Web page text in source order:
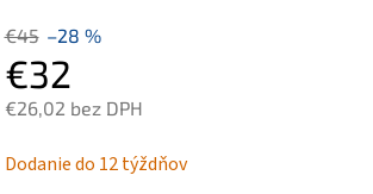
€45 –28 %
€32
€26,02 bez DPH
cena:
Dodanie do 12 týždňov